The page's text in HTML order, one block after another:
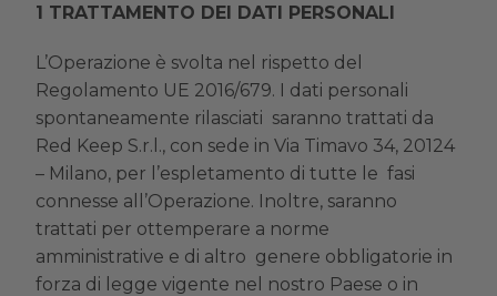
TRATTAMENTO DEI DATI PERSONALI
L’Operazione è svolta nel rispetto del
Regolamento UE 2016/679. I dati personali
spontaneamente rilasciati saranno trattati da
Red Keep S.r.l., con sede in Via Timavo 34, 20124
– Milano, per l’espletamento di tutte le fasi
connesse all’Operazione. Inoltre, saranno
trattati per ottemperare a norme
amministrative e di altro genere obbligatorie in
forza di legge vigente nel nostro Paese o in